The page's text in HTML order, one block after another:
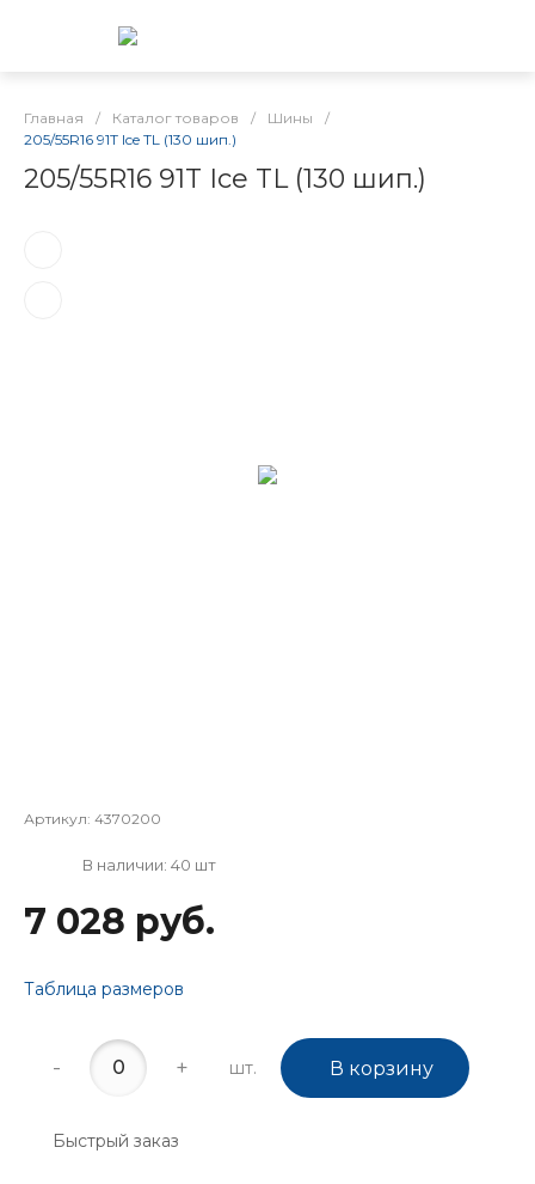
Главная / Каталог товаров / Шины
/
205/55R16 91T Ice TL (130 шип.)
205/55R16 91T Ice TL (130 шип.)
Артикул: 4370200
В наличии: 40 шт
7 028 руб.
Таблица размеров
- + шт. В корзину
Быстрый заказ